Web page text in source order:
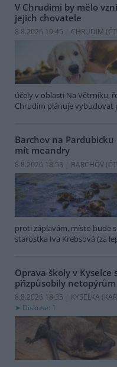
V Chrudimi by mělo
jejich chovatele
8.8.2026 19:45 | CHRUDIM (
účely v oblasti Na Větrníku,
Chrudim plánuje vybudovat
Barchov na
mít meandry
8.8.2026 18:53 | BARCHOV (
proti záplavám, místo bude
starostka Iva Krebsová (za
Oprava školy v Kyselce
přizpůsobily netopýrům
8.8.2026 18:35 | KYSELKA
Diskuse: 1